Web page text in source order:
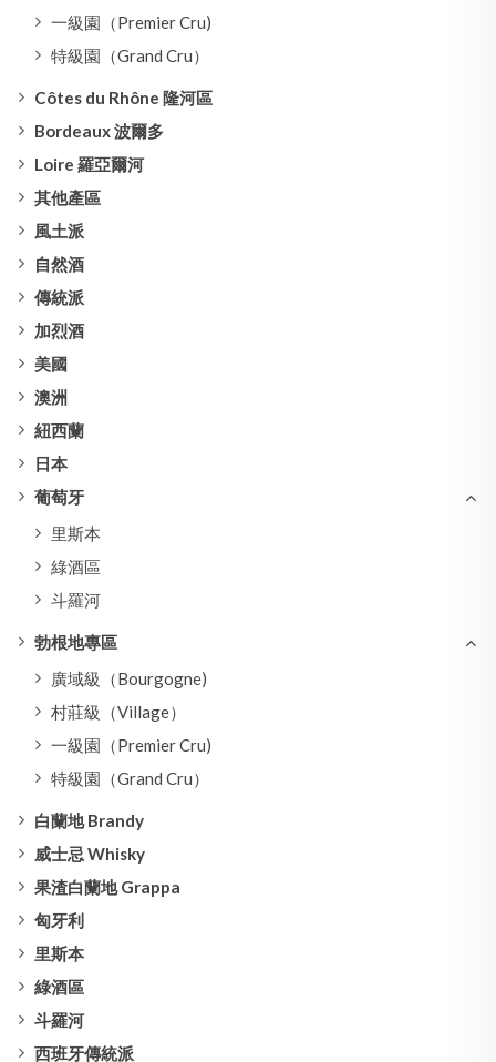
一級園（Premier Cru)
特級園（Grand Cru）
Côtes du Rhône 隆河區
Bordeaux 波爾多
Loire 羅亞爾河
其他產區
風土派
自然酒
傳統派
加烈酒
美國
澳洲
紐西蘭
日本
葡萄牙
里斯本
綠酒區
斗羅河
勃根地專區
廣域級（Bourgogne)
村莊級（Village）
一級園（Premier Cru)
特級園（Grand Cru）
白蘭地 Brandy
威士忌 Whisky
果渣白蘭地 Grappa
匈牙利
里斯本
綠酒區
斗羅河
西班牙傳統派